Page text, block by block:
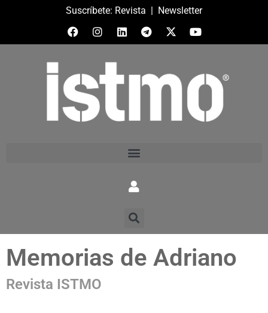
Suscríbete: Revista | Newsletter
Memorias de Adriano
Revista ISTMO